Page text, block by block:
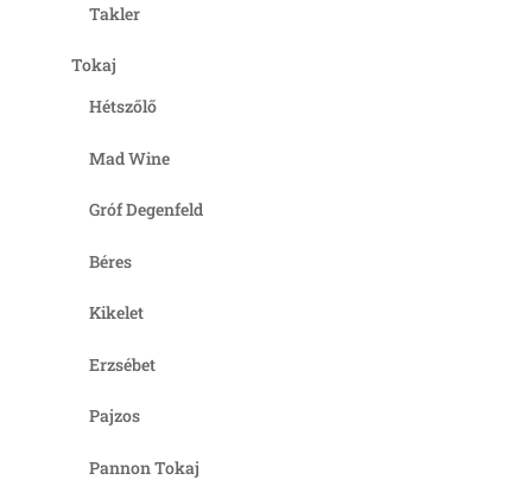
Takler
Tokaj
Hétszőlő
Mad Wine
Gróf Degenfeld
Béres
Kikelet
Erzsébet
Pajzos
Pannon Tokaj